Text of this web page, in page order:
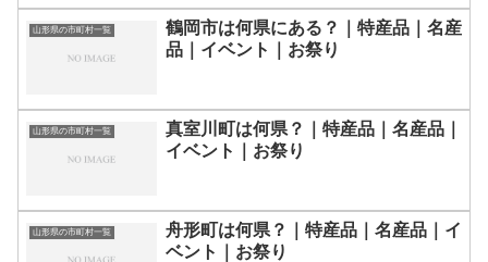
山形県の市町村一覧
鶴岡市は何県にある？｜特産品｜名産
品｜イベント｜お祭り
山形県の市町村一覧
真室川町は何県？｜特産品｜名産品｜
イベント｜お祭り
山形県の市町村一覧
舟形町は何県？｜特産品｜名産品｜イ
ベント｜お祭り